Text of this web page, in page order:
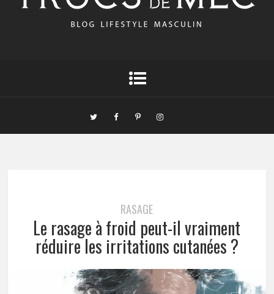
RASAGE
Le rasage à froid peut-il vraiment
réduire les irritations cutanées ?